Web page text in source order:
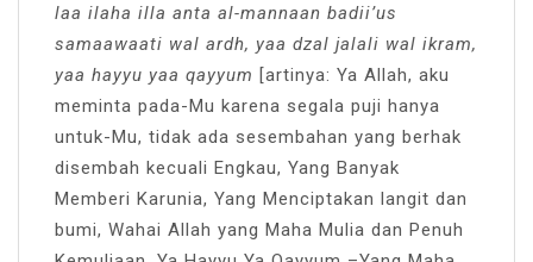
laa ilaha illa anta al-mannaan badii’us
samaawaati wal ardh, yaa dzal jalali wal ikram,
yaa hayyu yaa qayyum [artinya: Ya Allah, aku
meminta pada-Mu karena segala puji hanya
untuk-Mu, tidak ada sesembahan yang berhak
disembah kecuali Engkau, Yang Banyak
Memberi Karunia, Yang Menciptakan langit dan
bumi, Wahai Allah yang Maha Mulia dan Penuh